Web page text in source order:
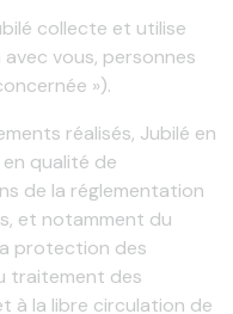
collecte et utilise
vous, personnes
»).
réalisés, Jubilé en
qualité de
de la réglementation
et notamment du
protection des
traitement des
à la libre circulation de